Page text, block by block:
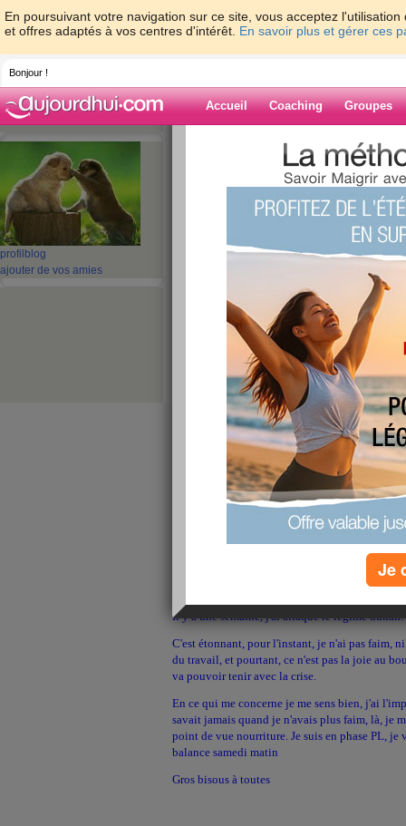
En poursuivant votre navigation sur ce site, vous acceptez
et offres adaptés à vos centres d'intérêt. En savoir plus et gérer ces
Bonjour !
Accueil Coaching Groupes
profil blog
ajouter de vos amies
> > Bonne
Blog de
Bonne semaine
Il y a une semaine, j'ai attaqué le régime dukan.
C'est étonnant, pour l'instant, je n'ai pas faim,
du travail, et pourtant, ce n'est pas la joie au
va pouvoir tenir avec la crise.
En ce qui me concerne je me sens bien, j'ai
savait jamais quand je n'avais plus faim, là, je
point de vue nourriture. Je suis en phase PL, je
balance samedi matin
Gros bisous à toutes
Je